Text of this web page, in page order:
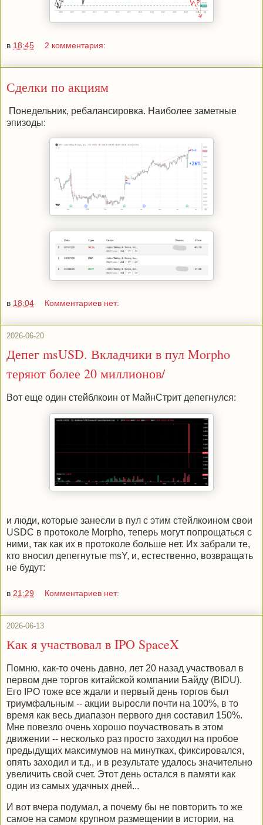
в 18:45 2 комментария:
Сделки по акциям
Понедельник, ребалансировка. Наиболее заметные
эпизоды:
в 18:04 Комментариев нет:
2026-06-20
Депег msUSD. Вкладчики в пул Morpho
теряют более 20 миллионов/
Вот еще один стейблкоин от МайнСтрит депегнулся:
и люди, которые занесли в пул с этим стейлкоином свои
USDC в протоколе Morpho, теперь могут попрощаться с
ними, так как их в протоколе больше нет. Их забрали те,
кто вносил депегнутые msY, и, естественно, возвращать
не будут:
в 21:29 Комментариев нет:
2026-06-13
Как я участвовал в IPO SpaceX
Помню, как-то очень давно, лет 20 назад участвовал в
первом дне торгов китайской компании Байду (BIDU).
Его IPO тоже все ждали и первый день торгов был
триумфальным -- акции выросли почти на 100%, в то
время как весь диапазон первого дня составил 150%.
Мне повезло очень хорошо поучаствовать в этом
движении -- несколько раз просто заходил на пробое
предыдущих максимумов на минутках, фиксировался,
опять заходил и т.д., и в результате удалось значительно
увеличить свой счет. Этот день остался в памяти как
один из самых удачных дней...
И вот вчера подумал, а почему бы не повторить то же
самое на самом крупном размещении в истории, на